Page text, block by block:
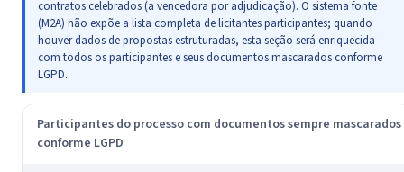
contratos celebrados (a vencedora por adjudicação). O sistema fonte
(M2A) não expõe a lista completa de licitantes participantes; quando
houver dados de propostas estruturadas, esta seção será enriquecida
com todos os participantes e seus documentos mascarados conforme
LGPD.
Participantes do processo com documentos sempre mascarados
conforme LGPD